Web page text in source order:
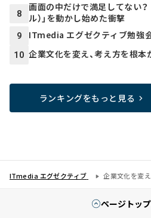
8
画面の中だけで満足してない
ル）」を動かし始めた衝撃
9 ITmedia エグゼクティブ勉強
10 企業文化を変え、考え方を根本
ランキングをもっと見る
ITmedia エグゼクティブ 企業文化を変
ページトッ